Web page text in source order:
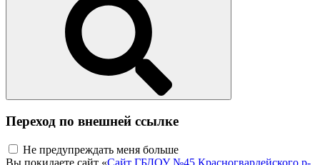
Переход по внешней ссылке
Не предупреждать меня больше